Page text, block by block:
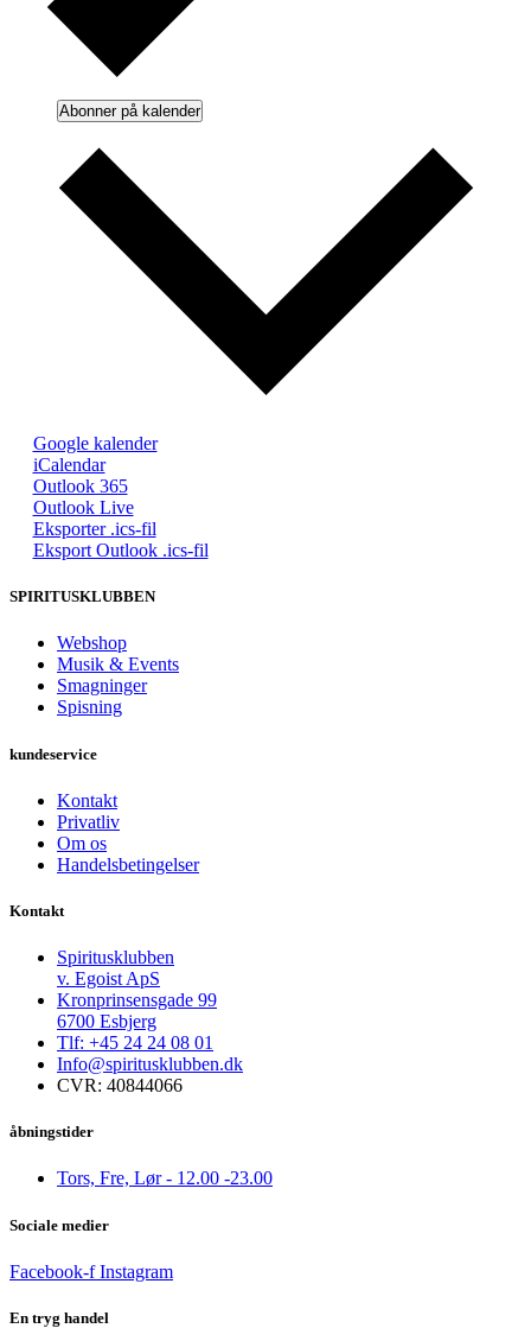
Abonner på kalender
Google kalender
iCalendar
Outlook 365
Outlook Live
Eksporter .ics-fil
Eksport Outlook .ics-fil
SPIRITUSKLUBBEN
Webshop
Musik & Events
Smagninger
Spisning
kundeservice
Kontakt
Privatliv
Om os
Handelsbetingelser
Kontakt
Spiritusklubben
v. Egoist ApS
Kronprinsensgade 99
6700 Esbjerg
Tlf: +45 24 24 08 01
Info@spiritusklubben.dk
CVR: 40844066
åbningstider
Tors, Fre, Lør - 12.00 -23.00
Sociale medier
Facebook-f Instagram
En tryg handel